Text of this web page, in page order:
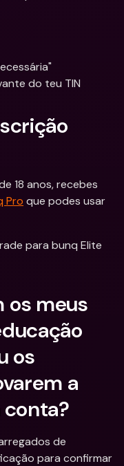
do teu TIN
18 anos, recebes
Pro que podes usar
para bunq Elite
os meus
os
a
de
para confirmar